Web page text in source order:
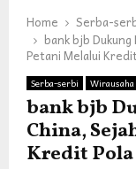
Home
Serba-
bank bjb
Petani Melalui
Serba-serbi Wirausaha
bank bjb
China,
Kredit